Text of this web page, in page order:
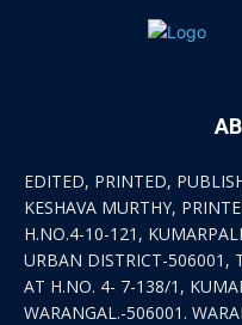
EDITED, PRINTED,
KESHAVA MURTHY,
H.NO.4-10-121,
URBAN DISTRICT-506001,
AT H.NO. 4- 7-138/1,
WARANGAL.-506001.